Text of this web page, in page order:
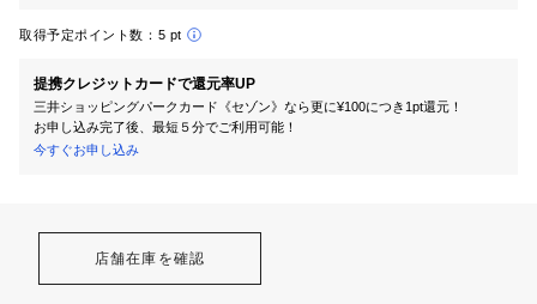
取得予定ポイント数： 5 pt
提携クレジットカードで還元率UP
三井ショッピングパークカード《セゾン》なら更に¥100につき1pt還元！
お申し込み完了後、最短５分でご利用可能！
今すぐお申し込み
店舗在庫を確認